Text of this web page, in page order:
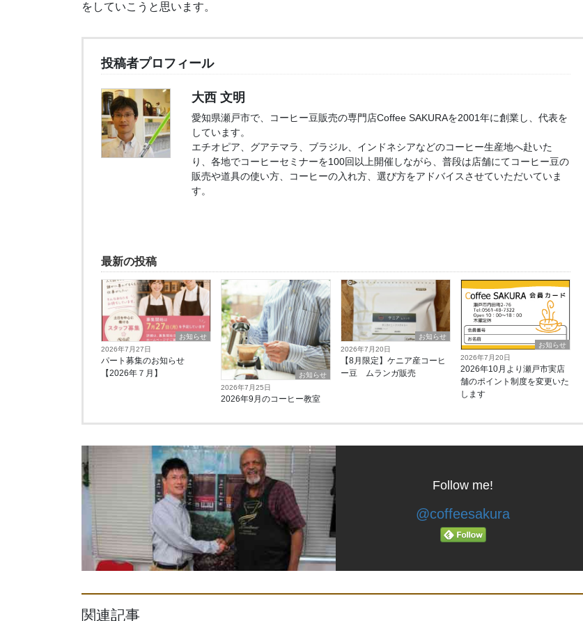
をしていこうと思います。
投稿者プロフィール
大西 文明
愛知県瀬戸市で、コーヒー豆販売の専門店Coffee SAKURAを2001年に創業し、代表を
しています。
エチオピア、グアテマラ、ブラジル、インドネシアなどのコーヒー生産地へ赴いた
り、各地でコーヒーセミナーを100回以上開催しながら、普段は店舗にてコーヒー豆の
販売や道具の使い方、コーヒーの入れ方、選び方をアドバイスさせていただいていま
す。
最新の投稿
お知らせ
2026年7月27日
パート募集のお知らせ
【2026年７月】
お知らせ
2026年7月25日
2026年9月のコーヒー教室
お知らせ
2026年7月20日
【8月限定】ケニア産コーヒ
ー豆 ムランガ販売
お知らせ
2026年7月20日
2026年10月より瀬戸市実店
舗のポイント制度を変更いた
します
Follow me!
@coffeesakura
関連記事